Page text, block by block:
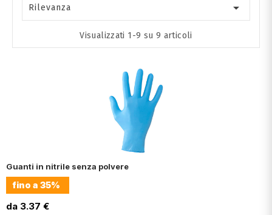
Rilevanza 
Visualizzati 1-9 su 9 articoli
Guanti in nitrile senza polvere
fino a 35%
da 3.37 €